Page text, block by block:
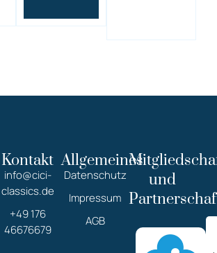
Kontakt
info@cici-
classics.de
+49 176
46676679
Allgemeines
Datenschutz
Impressum
AGB
und